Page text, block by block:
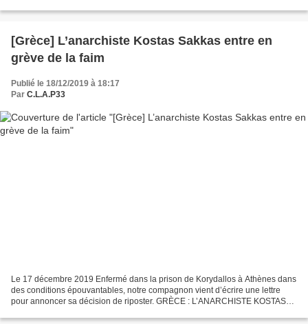
[Grèce] L’anarchiste Kostas Sakkas entre en
grève de la faim
Publié le 18/12/2019 à 18:17
Par C.L.A.P33
Le 17 décembre 2019 Enfermé dans la prison de Korydallos à Athènes dans
des conditions épouvantables, notre compagnon vient d’écrire une lettre
pour annoncer sa décision de riposter. GRÈCE : L’ANARCHISTE KOSTAS